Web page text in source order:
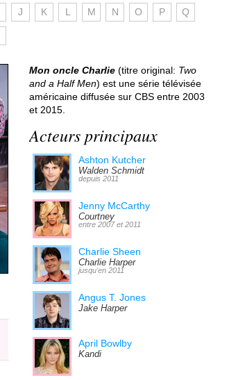
J K L M N O P Q
Mon oncle Charlie (titre original: Two
and a Half Men) est une série télévisée
américaine diffusée sur CBS entre 2003
et 2015.
Acteurs principaux
Ashton Kutcher
Walden Schmidt
depuis 2011
Jenny McCarthy
Courtney
entre 2007 et 2011
Charlie Sheen
Charlie Harper
jusqu'en 2011
Angus T. Jones
Jake Harper
April Bowlby
Kandi